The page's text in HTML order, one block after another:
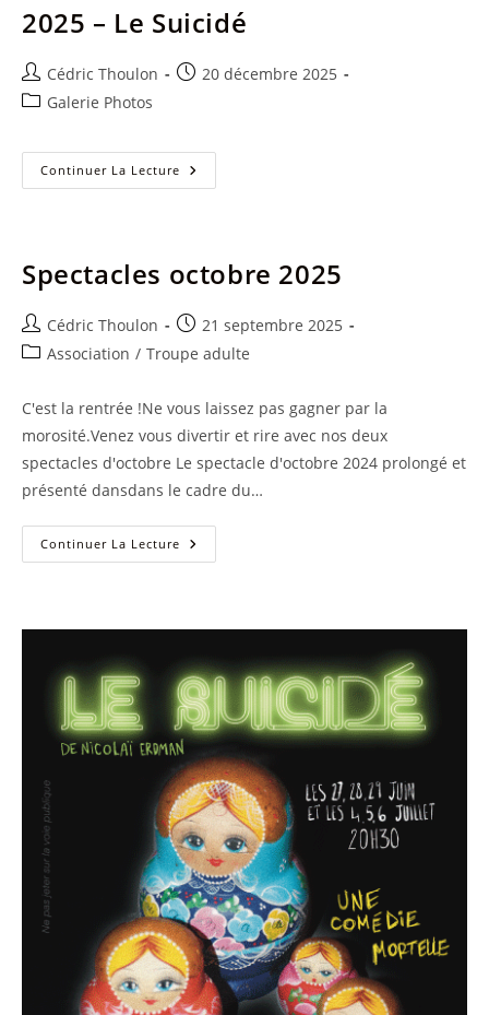
2025 – Le Suicidé
Auteur/autrice
de
Cédric Thoulon
Publication
20 décembre 2025
PostGalerie Photos
Continuer La Lecture 2025
–
Spectacles octobre 2025
Auteur/autrice
de
Cédric Thoulon
Publication
publiée :
21 septembre 2025
PostAssociation / Troupe adulte
C'est la rentrée !Ne vous laissez pas gagner par la
morosité.Venez vous divertir et rire avec nos deux
spectacles d'octobre Le spectacle d'octobre 2024 prolongé et
présenté dansdans le cadre du…
Continuer La Lecture Spectacles
Octobre